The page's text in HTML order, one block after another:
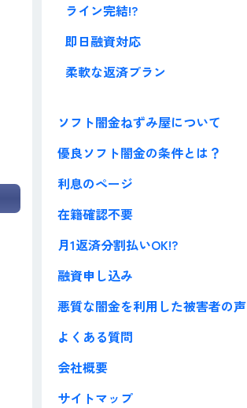
ライン完結!?
即日融資対応
柔軟な返済プラン
ソフト闇金ねずみ屋について
優良ソフト闇金の条件とは？
利息のページ
在籍確認不要
月1返済分割払いOK!?
融資申し込み
悪質な闇金を利用した被害者の声
よくある質問
会社概要
サイトマップ